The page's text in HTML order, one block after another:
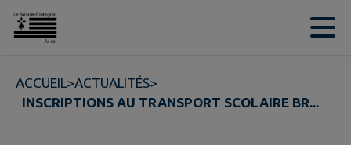
Contenu
ACCUEIL>ACTUALITÉS>
INSCRIPTIONS AU TRANSPORT SCOLAIRE BR...